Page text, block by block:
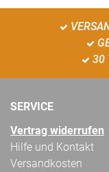
30
SERVICE
Vertrag widerrufen
Hilfe und Kontakt
Versandkosten